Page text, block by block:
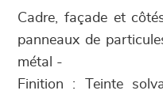
Cadre, façade et
panneaux de
métal -
Finition : Teinte